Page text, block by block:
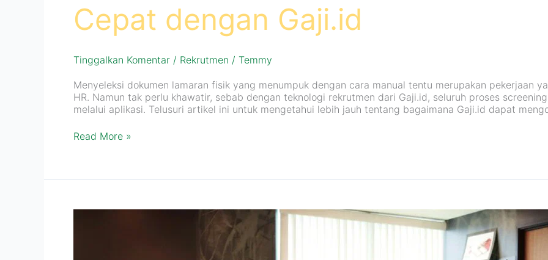
Cepat dengan Gaji.id
Tinggalkan Komentar / Rekrutmen / Temmy
Menyeleksi dokumen lamaran fisik yang menumpuk dengan cara manual tentu merupakan pekerjaan
HR. Namun tak perlu khawatir, sebab dengan teknologi rekrutmen dari Gaji.id, seluruh proses
melalui aplikasi. Telusuri artikel ini untuk mengetahui lebih jauh tentang bagaimana Gaji.id dapat
Read More »